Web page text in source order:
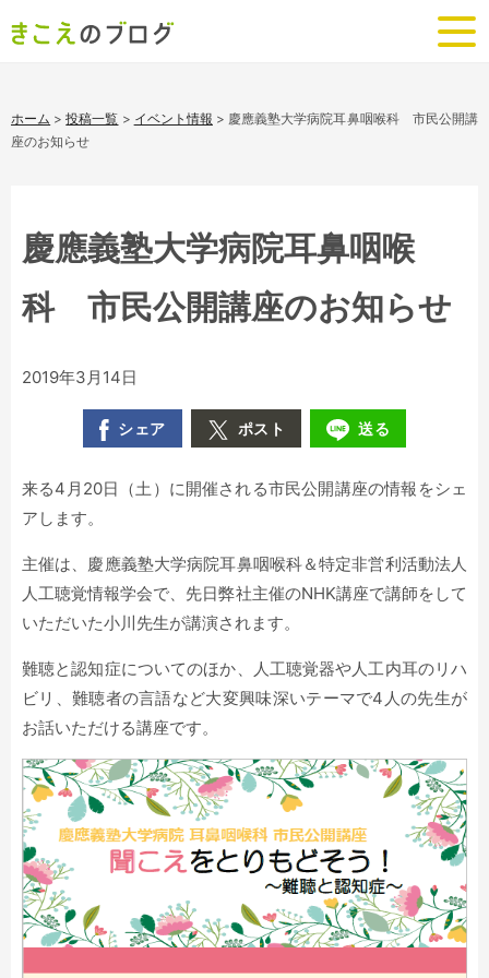
ホーム >投稿一覧 > イベント情報 > 慶應義塾大学病院耳鼻咽喉科 市民公開講
座のお知らせ
慶應義塾大学病院耳鼻咽喉
科 市民公開講座のお知らせ
2019年3月14日
シェア ポスト 送る
来る4月20日（土）に開催される市民公開講座の情報をシェ
アします。
主催は、慶應義塾大学病院耳鼻咽喉科＆特定非営利活動法人
人工聴覚情報学会で、先日弊社主催のNHK講座で講師をして
いただいた小川先生が講演されます。
難聴と認知症についてのほか、人工聴覚器や人工内耳のリハ
ビリ、難聴者の言語など大変興味深いテーマで4人の先生が
お話いただける講座です。